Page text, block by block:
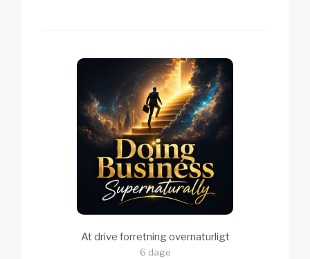
At drive forretning overnaturligt
6 dage